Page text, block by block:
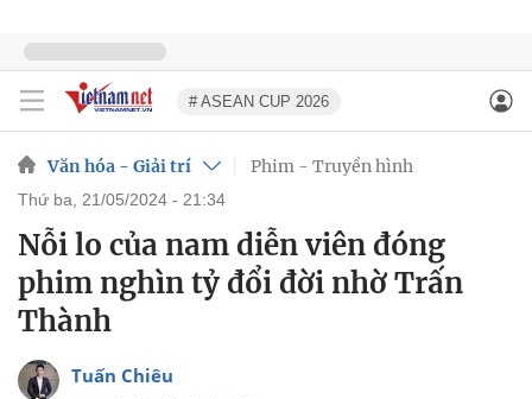
# ASEAN CUP 2026
Văn hóa - Giải trí Phim - Truyền hình
thứ ba, 21/05/2024 - 21:34
Nỗi lo của nam diễn viên đóng
phim nghìn tỷ đổi đời nhờ Trấn
Thành
Tuấn Chiêu